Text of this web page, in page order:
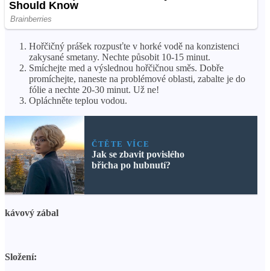
Hořčičný prášek rozpusťte v horké vodě na konzistenci
zakysané smetany. Nechte působit 10-15 minut.
Smíchejte med a výslednou hořčičnou směs. Dobře
promíchejte, naneste na problémové oblasti, zabalte je do
fólie a nechte 20-30 minut. Už ne!
Opláchněte teplou vodou.
ČTĚTE VÍCE
Jak se zbavit povislého
břicha po hubnutí?
kávový zábal
Složení: